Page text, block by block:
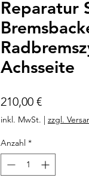
Reparatur
Achsseite
210,00 €Preis
inkl. MwSt. | zzgl.
Anzahl *